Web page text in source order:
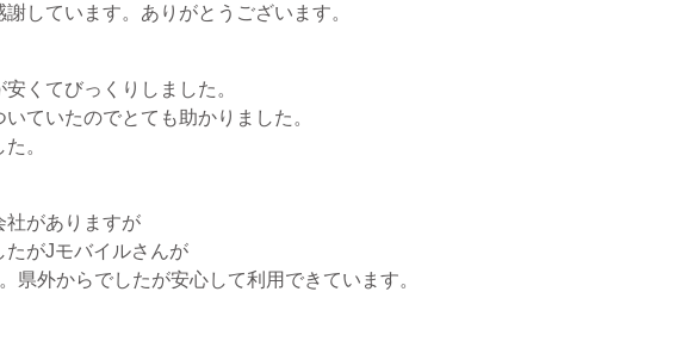
しています。ありがとうございます。
くてびっくりしました。
ていたのでとても助かりました。
。
社がありますが
たがJモバイルさんが
県外からでしたが安心して利用できています。